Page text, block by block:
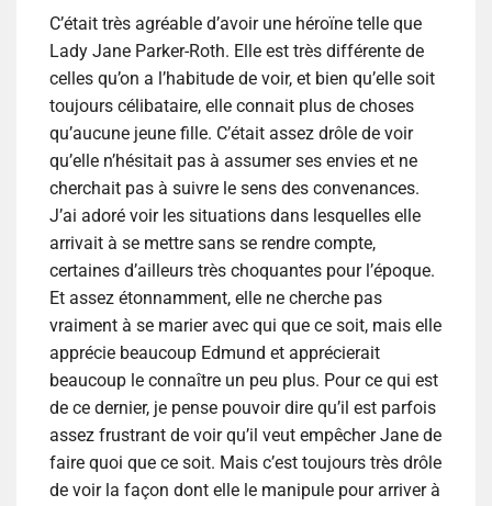
C’était très agréable d’avoir une héroïne telle que
Lady Jane Parker-Roth. Elle est très différente de
celles qu’on a l’habitude de voir, et bien qu’elle soit
toujours célibataire, elle connait plus de choses
qu’aucune jeune fille. C’était assez drôle de voir
qu’elle n’hésitait pas à assumer ses envies et ne
cherchait pas à suivre le sens des convenances.
J’ai adoré voir les situations dans lesquelles elle
arrivait à se mettre sans se rendre compte,
certaines d’ailleurs très choquantes pour l’époque.
Et assez étonnamment, elle ne cherche pas
vraiment à se marier avec qui que ce soit, mais elle
apprécie beaucoup Edmund et apprécierait
beaucoup le connaître un peu plus. Pour ce qui est
de ce dernier, je pense pouvoir dire qu’il est parfois
assez frustrant de voir qu’il veut empêcher Jane de
faire quoi que ce soit. Mais c’est toujours très drôle
de voir la façon dont elle le manipule pour arriver à